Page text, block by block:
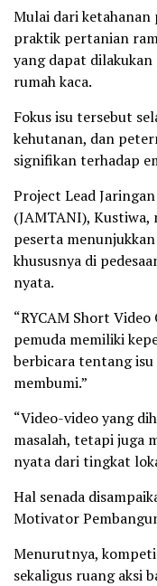
Mulai dari ketahanan
praktik pertanian
yang dapat
rumah kaca.
Fokus isu tersebut
kehutanan, dan
signifikan terhadap
Project Lead
(JAMTANI), Kustiwa,
peserta
khususnya di
nyata.
“RYCAM Short
pemuda memiliki
berbicara tentang
membumi.”
“Video-video yang
masalah, tetapi juga
nyata dari tingkat
Hal senada
Motivator
Menurutnya,
sekaligus ruang aksi